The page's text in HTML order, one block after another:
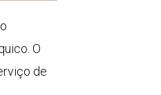
O
de